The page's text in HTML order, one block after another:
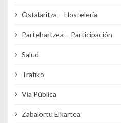
Ostalaritza – Hostelería
Partehartzea – Participación
Salud
Trafiko
Vía Pública
Zabalortu Elkartea